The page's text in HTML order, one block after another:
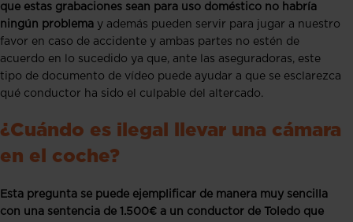
que estas grabaciones sean para uso doméstico no habría
ningún problema y además pueden servir para jugar a nuestro
favor en caso de accidente y ambas partes no estén de
acuerdo en lo sucedido ya que, ante las aseguradoras, este
tipo de documento de vídeo puede ayudar a que se esclarezca
qué conductor ha sido el culpable del altercado.
¿Cuándo es ilegal llevar una cámara
en el coche?
Esta pregunta se puede ejemplificar de manera muy sencilla
con una sentencia de 1.500€ a un conductor de Toledo que